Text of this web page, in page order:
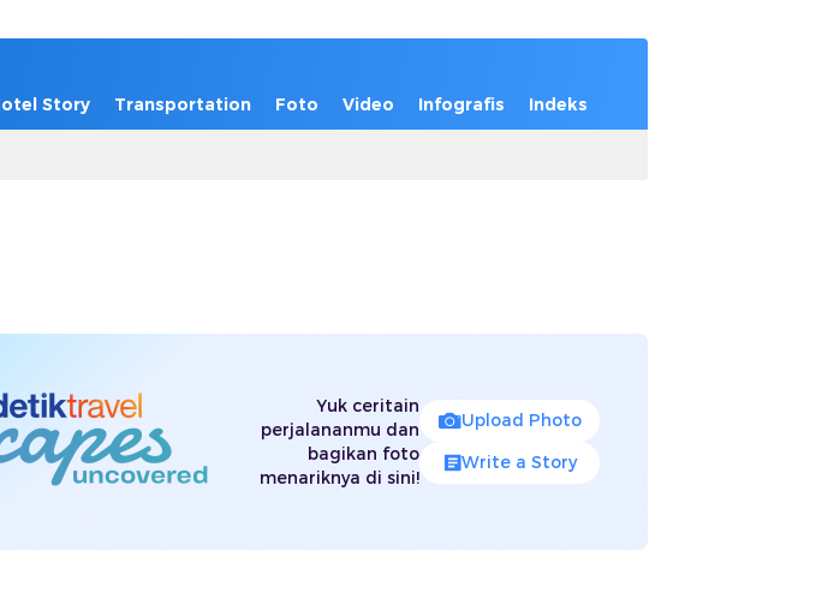
Story Transportation Foto Video Infografis Indeks
Yuk ceritain
perjalananmu dan
bagikan foto
menariknya di sini!
Upload Photo
Write a Story